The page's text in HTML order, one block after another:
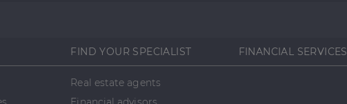
FIND YOUR SPECIALIST
Real estate agents
FINANCIAL SERVICES